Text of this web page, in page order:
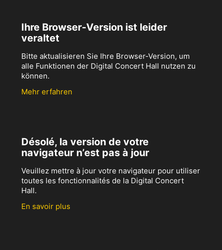
Ihre Browser-Version ist leider
veraltet
Bitte aktualisieren Sie Ihre Browser-Version, um
alle Funktionen der Digital Concert Hall nutzen zu
können.
Mehr erfahren
Désolé, la version de votre
navigateur n’est pas à jour
Veuillez mettre à jour votre navigateur pour utiliser
toutes les fonctionnalités de la Digital Concert
Hall.
En savoir plus